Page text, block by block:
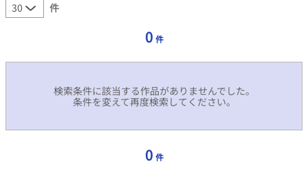
件
0 件
検索条件に該当する作品がありませんでした。
条件を変えて再度検索してください。
0 件